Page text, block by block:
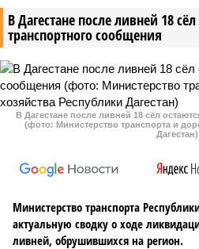
В Дагестане после ливней 18
транспортного сообщения
В Дагестане после ливней 18 сёл
(фото: Министерство транспорта и
Дагестан)
Министерство транспорта
актуальную сводку о ходе
ливней, обрушившихся на регион.